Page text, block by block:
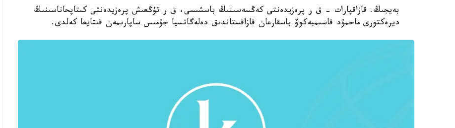
بەيجىڭ. قازاقپارات - ق ر پرەزيدەنتى كەڭسەسىنىڭ باسشىسى، ق ر تۇڭعىش پرەزيدەنتى كىتاپحاناسىنىڭ
ديرەكتورى ماحمۇد قاسىمبەكوۆ باسقارعان قازاقستاندىق دەلەگاتسيا جۇمىس ساپارىمەن قىتايعا كەلدى.